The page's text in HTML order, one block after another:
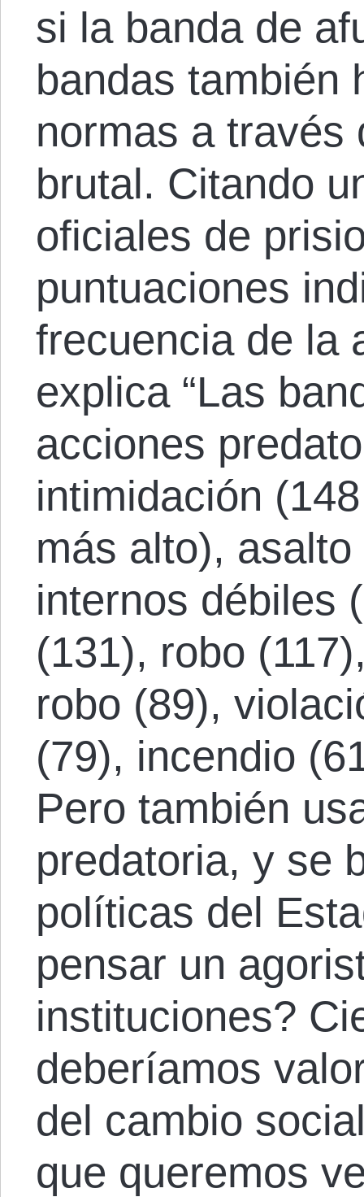
si la banda de
bandas también
normas a través
brutal. Citando
oficiales de
puntuaciones
frecuencia de la
explica “Las
acciones
intimidación
más alto),
internos débiles
(131), robo
robo (89),
(79), incendio
Pero también
predatoria, y se
políticas del
pensar un
instituciones?
deberíamos
del cambio
que queremos